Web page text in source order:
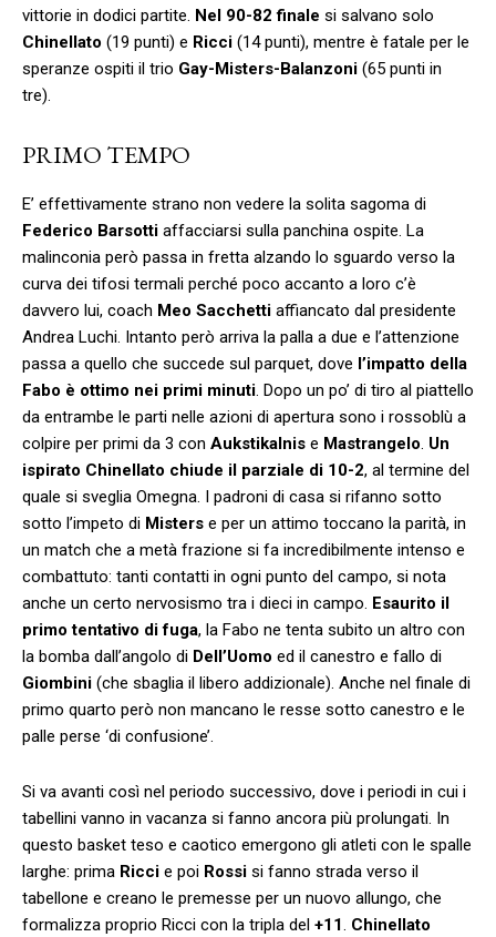
vittorie in dodici partite. Nel 90-82 finale si salvano solo
Chinellato (19 punti) e Ricci (14 punti), mentre è fatale per le
speranze ospiti il trio Gay-Misters-Balanzoni (65 punti in
tre).
PRIMO TEMPO
E’ effettivamente strano non vedere la solita sagoma di
Federico Barsotti affacciarsi sulla panchina ospite. La
malinconia però passa in fretta alzando lo sguardo verso la
curva dei tifosi termali perché poco accanto a loro c’è
davvero lui, coach Meo Sacchetti affiancato dal presidente
Andrea Luchi. Intanto però arriva la palla a due e l’attenzione
passa a quello che succede sul parquet, dove l’impatto della
Fabo è ottimo nei primi minuti. Dopo un po’ di tiro al piattello
da entrambe le parti nelle azioni di apertura sono i rossoblù a
colpire per primi da 3 con Aukstikalnis e Mastrangelo. Un
ispirato Chinellato chiude il parziale di 10-2, al termine del
quale si sveglia Omegna. I padroni di casa si rifanno sotto
sotto l’impeto di Misters e per un attimo toccano la parità, in
un match che a metà frazione si fa incredibilmente intenso e
combattuto: tanti contatti in ogni punto del campo, si nota
anche un certo nervosismo tra i dieci in campo. Esaurito il
primo tentativo di fuga, la Fabo ne tenta subito un altro con
la bomba dall’angolo di Dell’Uomo ed il canestro e fallo di
Giombini (che sbaglia il libero addizionale). Anche nel finale di
primo quarto però non mancano le resse sotto canestro e le
palle perse ‘di confusione’.
Si va avanti così nel periodo successivo, dove i periodi in cui i
tabellini vanno in vacanza si fanno ancora più prolungati. In
questo basket teso e caotico emergono gli atleti con le spalle
larghe: prima Ricci e poi Rossi si fanno strada verso il
tabellone e creano le premesse per un nuovo allungo, che
formalizza proprio Ricci con la tripla del +11. Chinellato